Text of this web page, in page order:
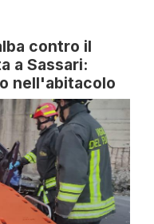
contro il
a Sassari:
nell'abitacolo